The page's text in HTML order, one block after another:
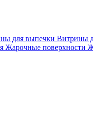
для выпечки Витрины
Жарочные поверхности